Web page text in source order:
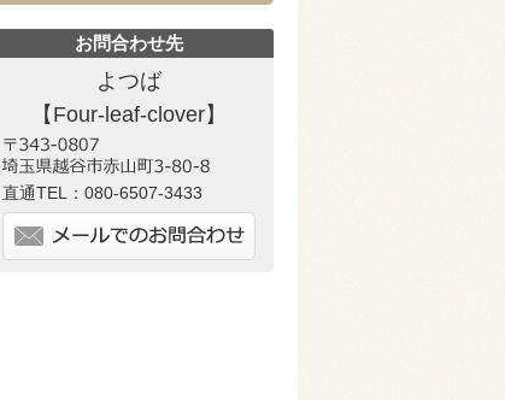
お問合わせ先
よつば
【Four-leaf-clover】
直通TEL： 080-6507-3433